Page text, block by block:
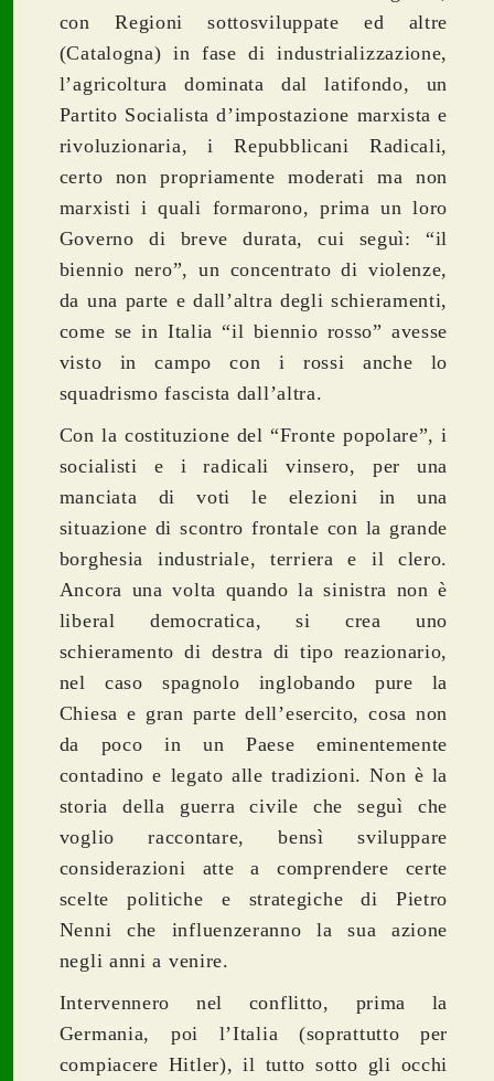
con Regioni sottosviluppate ed altre
(Catalogna) in fase di industrializzazione,
l’agricoltura dominata dal latifondo, un
Partito Socialista d’impostazione marxista e
rivoluzionaria, i Repubblicani Radicali,
certo non propriamente moderati ma non
marxisti i quali formarono, prima un loro
Governo di breve durata, cui seguì: “il
biennio nero”, un concentrato di violenze,
da una parte e dall’altra degli schieramenti,
come se in Italia “il biennio rosso” avesse
visto in campo con i rossi anche lo
squadrismo fascista dall’altra.
Con la costituzione del “Fronte popolare”, i
socialisti e i radicali vinsero, per una
manciata di voti le elezioni in una
situazione di scontro frontale con la grande
borghesia industriale, terriera e il clero.
Ancora una volta quando la sinistra non è
liberal democratica, si crea uno
schieramento di destra di tipo reazionario,
nel caso spagnolo inglobando pure la
Chiesa e gran parte dell’esercito, cosa non
da poco in un Paese eminentemente
contadino e legato alle tradizioni. Non è la
storia della guerra civile che seguì che
voglio raccontare, bensì sviluppare
considerazioni atte a comprendere certe
scelte politiche e strategiche di Pietro
Nenni che influenzeranno la sua azione
negli anni a venire.
Intervennero nel conflitto, prima la
Germania, poi l’Italia (soprattutto per
compiacere Hitler), il tutto sotto gli occhi